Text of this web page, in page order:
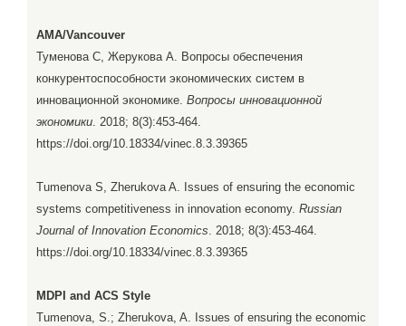
AMA/Vancouver
Туменова С, Жерукова А. Вопросы обеспечения
конкурентоспособности экономических систем в
инновационной экономике. Вопросы инновационной
экономики. 2018; 8(3):453-464.
https://doi.org/10.18334/vinec.8.3.39365
Tumenova S, Zherukova A. Issues of ensuring the economic
systems competitiveness in innovation economy. Russian
Journal of Innovation Economics. 2018; 8(3):453-464.
https://doi.org/10.18334/vinec.8.3.39365
MDPI and ACS Style
Tumenova, S.; Zherukova, A. Issues of ensuring the economic